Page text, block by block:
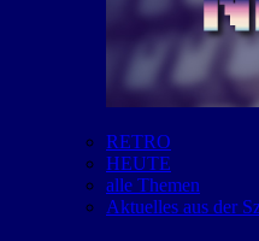
RETRO
HEUTE
alle Themen
Aktuelles aus der